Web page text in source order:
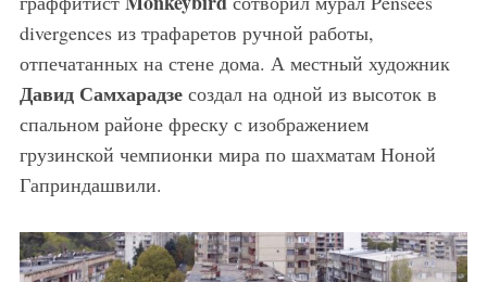
divergences из трафаретов ручной работы,
отпечатанных на стене дома. А местный художник
Давид Самхарадзесоздал на одной из высоток в
спальном районе фреску с изображением
грузинской чемпионки мира по шахматам Ноной
Гаприндашвили.